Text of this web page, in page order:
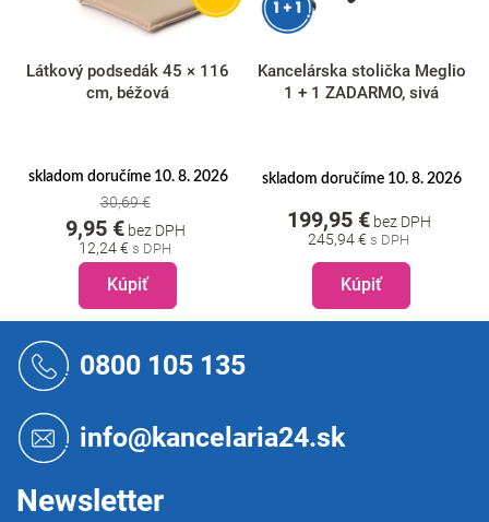
Látkový podsedák 45 × 116
cm, béžová
skladom doručíme 10. 8. 2026
30,69 €
12,24 €
9,95 €bez DPH
Kúpiť
Kancelárska stolička Meglio
1 + 1 ZADARMO, sivá
skladom doručíme 10. 8. 2026
245,94 €
199,95 €bez DPH
Kúpiť
0800 105 135
info@kancelaria24.sk
Newsletter